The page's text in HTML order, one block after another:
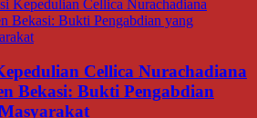
Cellica Nurachadiana
Bekasi: Bukti Pengabdian